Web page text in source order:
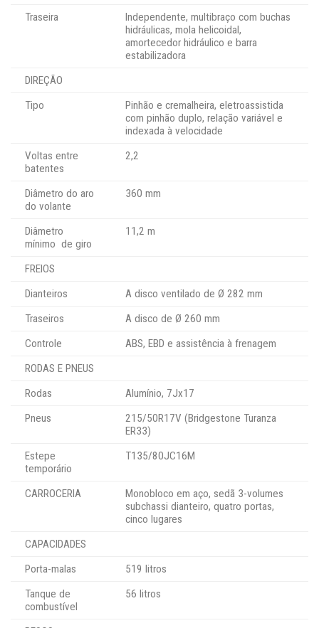
Traseira
Independente, multibraço com buchas
hidráulicas, mola helicoidal,
amortecedor hidráulico e barra
estabilizadora
DIREÇÃO
Tipo
Pinhão e cremalheira, eletroassistida
com pinhão duplo, relação variável e
indexada à velocidade
Voltas entre
batentes
2,2
Diâmetro do aro
do volante
360 mm
Diâmetro
mínimo de giro
11,2 m
FREIOS
Dianteiros
A disco ventilado de Ø 282 mm
Traseiros
A disco de Ø 260 mm
Controle
ABS, EBD e assistência à frenagem
RODAS E PNEUS
Rodas
Alumínio, 7Jx17
Pneus
215/50R17V (Bridgestone Turanza
ER33)
Estepe
temporário
T135/80JC16M
CARROCERIA
Monobloco em aço, sedã 3-volumes
subchassi dianteiro, quatro portas,
cinco lugares
CAPACIDADES
Porta-malas
519 litros
Tanque de
combustível
56 litros